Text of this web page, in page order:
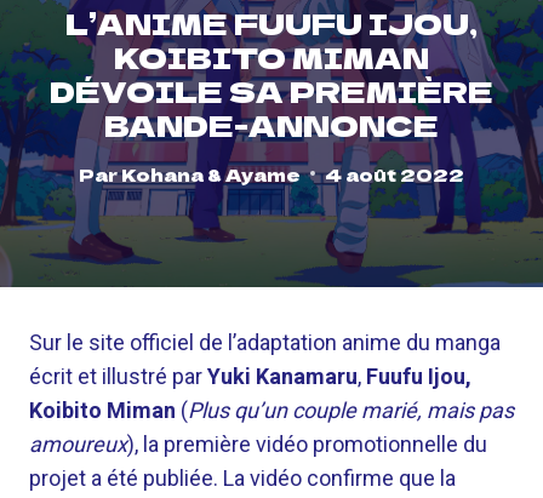
L’ANIME FUUFU IJOU,
KOIBITO MIMAN
DÉVOILE SA PREMIÈRE
BANDE-ANNONCE
ParKohana & Ayame 4 août 2022
Sur le site officiel de l’adaptation anime du manga
écrit et illustré parYuki Kanamaru, Fuufu Ijou,
Koibito Miman (Plus qu’un couple marié, mais pas
amoureux), la première vidéo promotionnelle du
projet a été publiée. La vidéo confirme que la